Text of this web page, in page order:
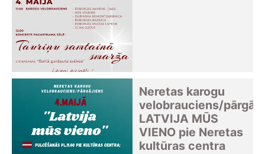
Neretas karogu
velobrauciens/
LATVIJA MŪS
VIENO pie Neretas
kultūras centra